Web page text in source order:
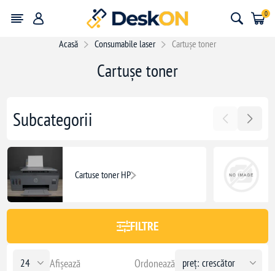
0
Acasă Consumabile laser Cartușe toner
1840
Cartușe toner
Subcategorii
Cartuse toner HP
FILTRE
Ordonează
Afișează